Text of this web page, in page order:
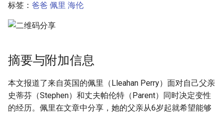
标签： 爸爸 佩里 海伦
摘要与附加信息
本文报道了来自英国的佩里（Lleahan Perry）面对自己父亲
史蒂芬（Stephen）和丈夫帕伦特（Parent）同时决定变性
的经历。佩里在文章中分享，她的父亲从6岁起就希望能够